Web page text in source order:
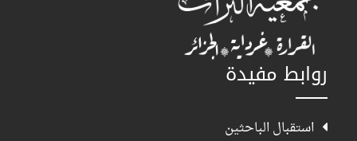
روابط مفيدة
استقبال الباحثين